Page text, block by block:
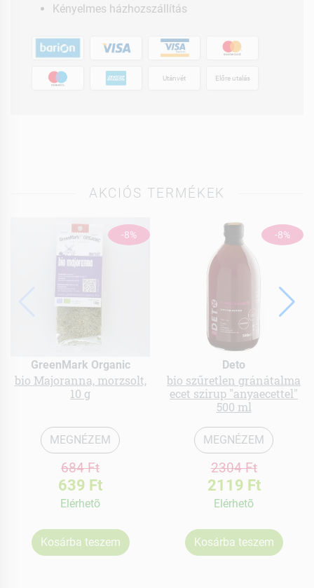
Kényelmes házhozszállítás
Utánvét Előre utalás
AKCIÓS TERMÉKEK
-8%
GreenMark Organic
bio Majoranna, morzsolt,
10 g
MEGNÉZEM
684 Ft
639 Ft
Elérhetõ
Kosárba teszem
-8%
Deto
bio szűretlen gránátalma
ecet szirup "anyaecettel"
500 ml
MEGNÉZEM
2304 Ft
2119 Ft
Elérhetõ
Kosárba teszem